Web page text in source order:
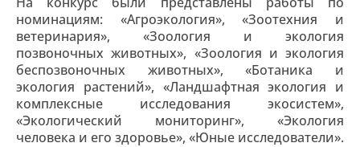
номинациям: «Агроэкология», «Зоотехния и
ветеринария», «Зоология и экология
позвоночных животных», «Зоология и экология
беспозвоночных животных», «Ботаника и
экология растений», «Ландшафтная экология и
комплексные исследования экосистем»,
«Экологический мониторинг», «Экология
человека и его здоровье», «Юные исследователи».